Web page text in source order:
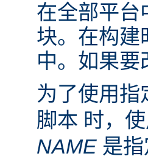
在全部平台
块。在构建
中。如果要
为了使用
脚本 时，
NAME 是